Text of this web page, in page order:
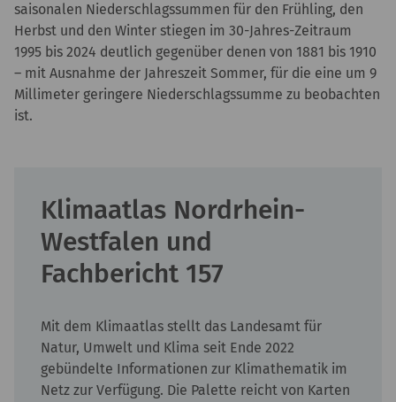
saisonalen Niederschlagssummen für den Frühling, den
Herbst und den Winter stiegen im 30-Jahres-Zeitraum
1995 bis 2024 deutlich gegenüber denen von 1881 bis 1910
– mit Ausnahme der Jahreszeit Sommer, für die eine um 9
Millimeter geringere Niederschlagssumme zu beobachten
ist.
Klimaatlas Nordrhein-
Westfalen und
Fachbericht 157
Mit dem Klimaatlas stellt das Landesamt für
Natur, Umwelt und Klima seit Ende 2022
gebündelte Informationen zur Klimathematik im
Netz zur Verfügung. Die Palette reicht von Karten